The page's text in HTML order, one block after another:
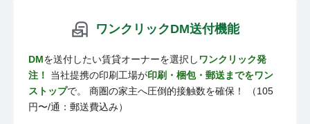
ワンクリックDM送付機能
DMを送付したい賃貸オーナーを選択しワンクリック発
注！
当社提携の印刷工場が印刷・梱包・郵送までをワン
ストップで。 商圏の家主へ圧倒的接触数を確保！ （105
円〜/通：郵送費込み）